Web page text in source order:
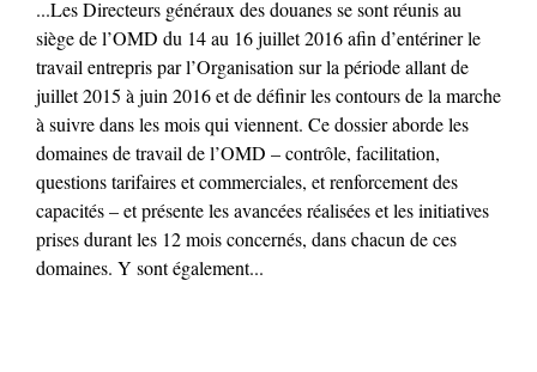
...Les Directeurs généraux des douanes se sont réunis au
siège de l’OMD du 14 au 16 juillet 2016 afin d’entériner le
travail entrepris par l’Organisation sur la période allant de
juillet 2015 à juin 2016 et de définir les contours de la marche
à suivre dans les mois qui viennent. Ce dossier aborde les
domaines de travail de l’OMD – contrôle, facilitation,
questions tarifaires et commerciales, et renforcement des
capacités – et présente les avancées réalisées et les initiatives
prises durant les 12 mois concernés, dans chacun de ces
domaines. Y sont également...